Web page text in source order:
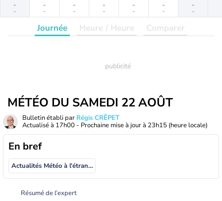
-
-
-
-
-
-
-
-
-
-
-
-
-
-
Journée Heure / Heure Comparer
MÉTÉO DU SAMEDI 22 AOÛT
Bulletin établi par Régis CRÊPET
Actualisé à 17h00 - Prochaine mise à jour à 23h15 (heure locale)
En bref
Actualités Météo à l'étranger
Résumé de l’expert